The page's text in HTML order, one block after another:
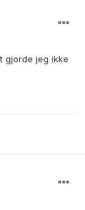
gjorde jeg ikke